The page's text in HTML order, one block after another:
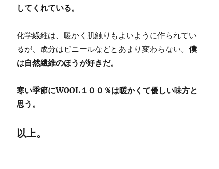
してくれている。
化学繊維は、暖かく肌触りもよいように作られてい
るが、成分はビニールなどとあまり変わらない。僕
は自然繊維のほうが好きだ。
寒い季節にWOOL１００％は暖かくて優しい味方と
思う。
以上。